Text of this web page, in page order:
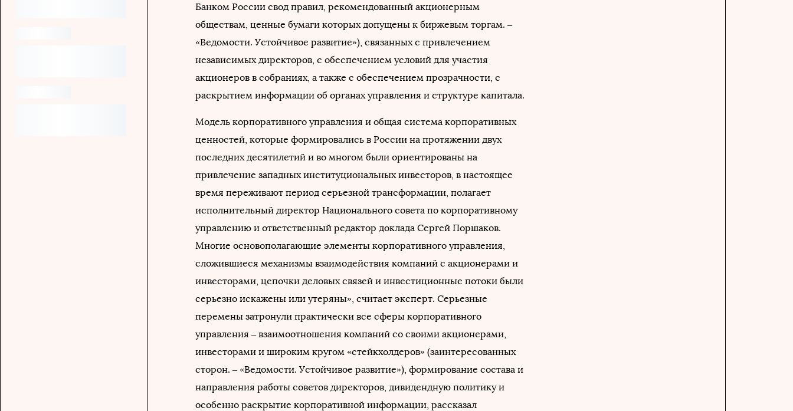
Банком России свод правил, рекомендованный акционерным
обществам, ценные бумаги которых допущены к биржевым торгам. –
«Ведомости. Устойчивое развитие»), связанных с привлечением
независимых директоров, с обеспечением условий для участия
акционеров в собраниях, а также с обеспечением прозрачности, с
раскрытием информации об органах управления и структуре капитала.
Модель корпоративного управления и общая система корпоративных
ценностей, которые формировались в России на протяжении двух
последних десятилетий и во многом были ориентированы на
привлечение западных институциональных инвесторов, в настоящее
время переживают период серьезной трансформации, полагает
исполнительный директор Национального совета по корпоративному
управлению и ответственный редактор доклада Сергей Поршаков.
Многие основополагающие элементы корпоративного управления,
сложившиеся механизмы взаимодействия компаний с акционерами и
инвесторами, цепочки деловых связей и инвестиционные потоки были
серьезно искажены или утеряны», считает эксперт. Серьезные
перемены затронули практически все сферы корпоративного
управления – взаимоотношения компаний со своими акционерами,
инвесторами и широким кругом «стейкхолдеров» (заинтересованных
сторон. – «Ведомости. Устойчивое развитие»), формирование состава и
направления работы советов директоров, дивидендную политику и
особенно раскрытие корпоративной информации, рассказал